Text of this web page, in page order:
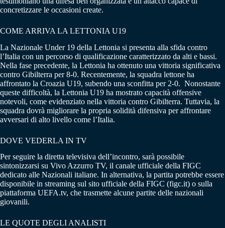
concretizzare le occasioni create.
COME ARRIVA LA LETTONIA U19
La Nazionale Under 19 della Lettonia si presenta alla sfida contro
l’Italia con un percorso di qualificazione caratterizzato da alti e bassi.
Nella fase precedente, la Lettonia ha ottenuto una vittoria significativa
contro Gibilterra per 8-0. Recentemente, la squadra lettone ha
affrontato la Croazia U19, subendo una sconfitta per 2-0. Nonostante
queste difficoltà, la Lettonia U19 ha mostrato capacità offensive
notevoli, come evidenziato nella vittoria contro Gibilterra. Tuttavia, la
squadra dovrà migliorare la propria solidità difensiva per affrontare
avversari di alto livello come l’Italia.
DOVE VEDERLA IN TV
Per seguire la diretta televisiva dell’incontro, sarà possibile
sintonizzarsi su Vivo Azzurro TV, il canale ufficiale della FIGC
dedicato alle Nazionali italiane. In alternativa, la partita potrebbe essere
disponibile in streaming sul sito ufficiale della FIGC (figc.it) o sulla
piattaforma UEFA.tv, che trasmette alcune partite delle nazionali
giovanili.
LE QUOTE DEGLI ANALISTI